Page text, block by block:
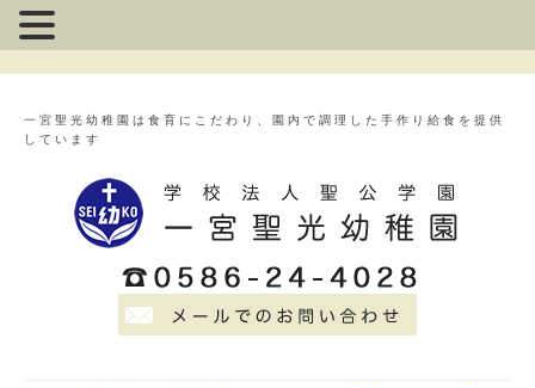
一宮聖光幼稚園は食育にこだわり、園内で調理した手作り給食を提供
しています